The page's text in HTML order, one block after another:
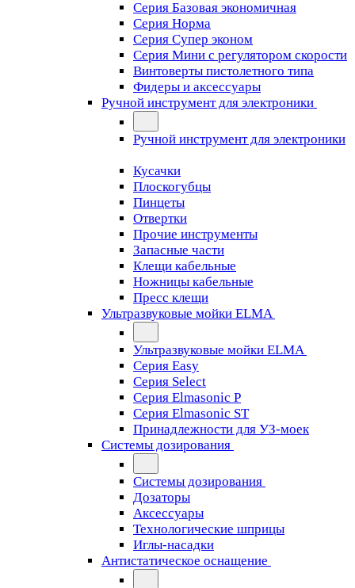
Серия Базовая экономичная
Серия Норма
Серия Cупер эконом
Серия Мини с регулятором скорости
Винтоверты пистолетного типа
Фидеры и аксессуары
Ручной инструмент для электроники
Ручной инструмент для электроники
Кусачки
Плоскогубцы
Пинцеты
Отвертки
Прочие инструменты
Запасные части
Клещи кабельные
Ножницы кабельные
Пресс клещи
Ультразвуковые мойки ELMA
Ультразвуковые мойки ELMA
Серия Easy
Серия Select
Серия Elmasonic P
Серия Elmasonic ST
Принадлежности для УЗ-моек
Системы дозирования
Системы дозирования
Дозаторы
Аксессуары
Технологические шприцы
Иглы-насадки
Антистатическое оснащение